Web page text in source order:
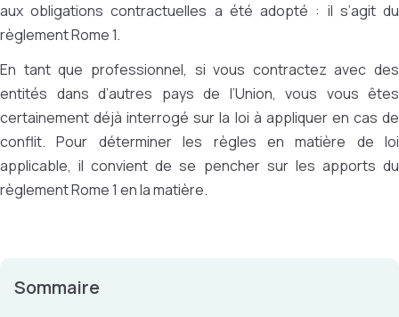
aux obligations contractuelles a été adopté : il s’agit du
règlement Rome 1.
En tant que professionnel, si vous contractez avec des
entités dans d’autres pays de l’Union, vous vous êtes
certainement déjà interrogé sur la loi à appliquer en cas de
conflit. Pour déterminer les règles en matière de loi
applicable, il convient de se pencher sur les apports du
règlement Rome 1 en la matière.
Sommaire